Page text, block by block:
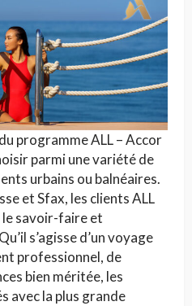
programme ALL – Accor
parmi une variété de
urbains ou balnéaires.
et Sfax, les clients ALL
savoir-faire et
s’agisse d’un voyage
professionnel, de
bien méritée, les
avec la plus grande